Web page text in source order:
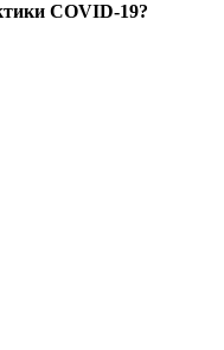
COVID-19?